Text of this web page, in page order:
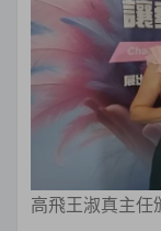
高飛王淑真主任